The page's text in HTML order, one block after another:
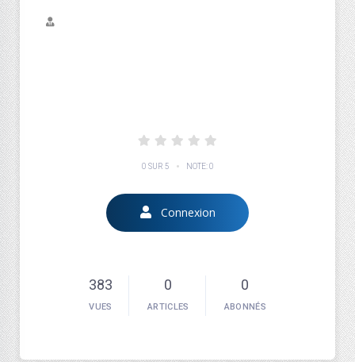
0 SUR 5 • NOTE: 0
Connexion
383
VUES
0
ARTICLES
0
ABONNÉS